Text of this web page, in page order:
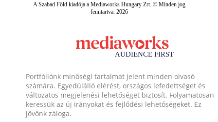
A Szabad Föld kiadója a Mediaworks Hungary Zrt. © Minden jog
fenntartva. 2026
Portfóliónk minőségi tartalmat jelent minden olvasó
számára. Egyedülálló elérést, országos lefedettséget és
változatos megjelenési lehetőséget biztosít. Folyamatosan
keressük az új irányokat és fejlődési lehetőségeket. Ez
jövőnk záloga.